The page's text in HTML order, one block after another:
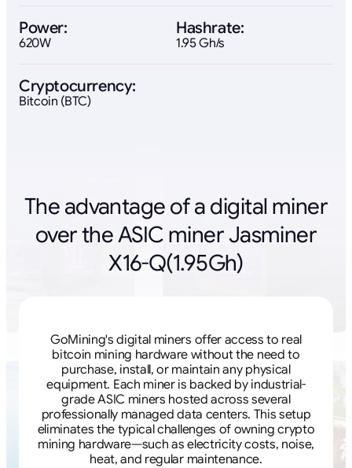
Power:
620W
Hashrate:
1.95 Gh/s
Cryptocurrency:
Bitcoin (BTC)
The advantage of a digital miner
over the ASIC miner Jasminer
X16-Q(1.95Gh)
GoMining's digital miners offer access to real
bitcoin mining hardware without the need to
purchase, install, or maintain any physical
equipment. Each miner is backed by industrial-
grade ASIC miners hosted across several
professionally managed data centers. This setup
eliminates the typical challenges of owning crypto
mining hardware—such as electricity costs, noise,
heat, and regular maintenance.